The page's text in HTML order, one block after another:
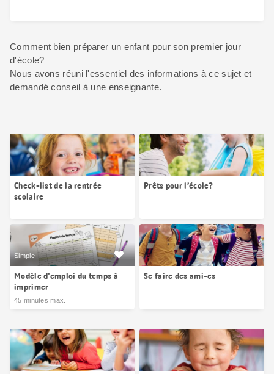
Comment bien préparer un enfant pour son premier jour
d'école?
Nous avons réuni l'essentiel des informations à ce sujet et
demandé conseil à une enseignante.
Check-list de la rentrée
scolaire
Prêts pour l’école?
Simple
Modèle d’emploi du temps à
imprimer
45 minutes max.
Se faire des ami-es